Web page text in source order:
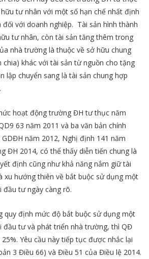
tư nhân với một số hạn chế nhất định
với doanh nghiệp. Tài sản hình thành
tư nhân, còn tài sản tăng thêm trong
nhà trường là thuộc về sở hữu chung
chia) khác với tài sản từ nguồn cho tặng
lập chuyển sang là tài sản chung hợp
hoạt động trường ĐH tư thục năm
63 năm 2011 và ba văn bản chính
năm 2012, Nghị định 141 năm
ĐH 2014, có thể thấy diễn tiến chung là
định cũng như khả năng nắm giữ tài
xu hướng thiên về bắt buộc sử dụng một
đầu tư ngày càng rõ.
quy định mức độ bắt buộc sử dụng một
đầu tư và phát triển nhà trường, thì QĐ
Yêu cầu này tiếp tục được nhắc lại
3 Điều 66) và Điều 51 của Điều lệ 2014.